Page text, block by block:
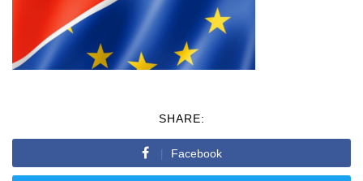
SHARE:
Facebook